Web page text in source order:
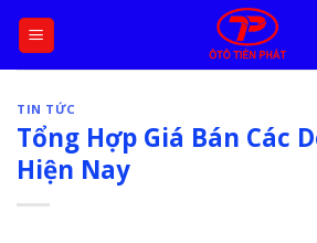
Skip
content
TIN TỨC
Tổng Hợp Giá Bán Các
Hiện Nay